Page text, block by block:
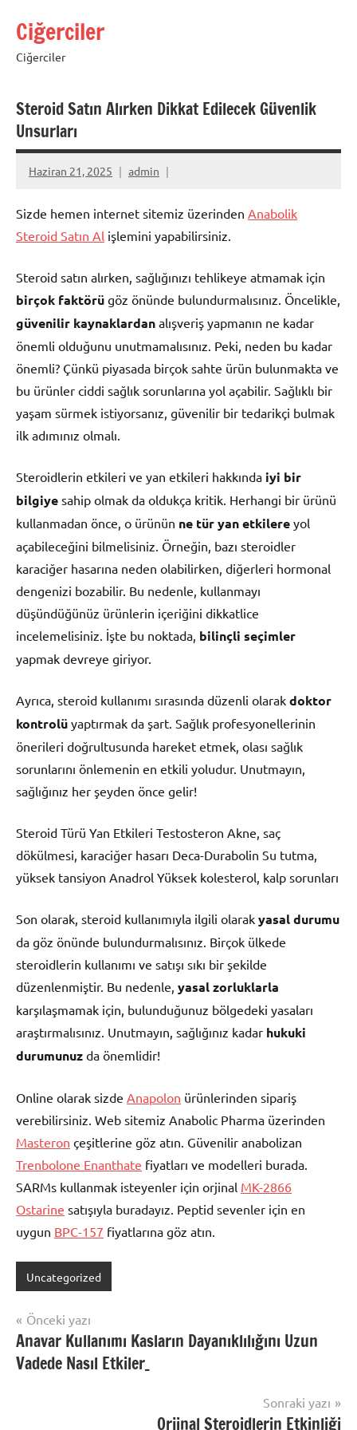
geçCiğerciler
Ciğerciler
Steroid Satın Alırken Dikkat Edilecek Güvenlik
Unsurları
Haziran 21, 2025 admin
Sizde hemen internet sitemiz üzerinden Anabolik
Steroid Satın Al işlemini yapabilirsiniz.
Steroid satın alırken, sağlığınızı tehlikeye atmamak için
birçok faktörü göz önünde bulundurmalısınız. Öncelikle,
güvenilir kaynaklardan alışveriş yapmanın ne kadar
önemli olduğunu unutmamalısınız. Peki, neden bu kadar
önemli? Çünkü piyasada birçok sahte ürün bulunmakta ve
bu ürünler ciddi sağlık sorunlarına yol açabilir. Sağlıklı bir
yaşam sürmek istiyorsanız, güvenilir bir tedarikçi bulmak
ilk adımınız olmalı.
Steroidlerin etkileri ve yan etkileri hakkında iyi bir
bilgiye sahip olmak da oldukça kritik. Herhangi bir ürünü
kullanmadan önce, o ürünün ne tür yan etkilere yol
açabileceğini bilmelisiniz. Örneğin, bazı steroidler
karaciğer hasarına neden olabilirken, diğerleri hormonal
dengenizi bozabilir. Bu nedenle, kullanmayı
düşündüğünüz ürünlerin içeriğini dikkatlice
incelemelisiniz. İşte bu noktada, bilinçli seçimler
yapmak devreye giriyor.
Ayrıca, steroid kullanımı sırasında düzenli olarak doktor
kontrolü yaptırmak da şart. Sağlık profesyonellerinin
önerileri doğrultusunda hareket etmek, olası sağlık
sorunlarını önlemenin en etkili yoludur. Unutmayın,
sağlığınız her şeyden önce gelir!
Steroid Türü Yan Etkileri Testosteron Akne, saç
dökülmesi, karaciğer hasarı Deca-Durabolin Su tutma,
yüksek tansiyon Anadrol Yüksek kolesterol, kalp sorunları
Son olarak, steroid kullanımıyla ilgili olarak yasal durumu
da göz önünde bulundurmalısınız. Birçok ülkede
steroidlerin kullanımı ve satışı sıkı bir şekilde
düzenlenmiştir. Bu nedenle, yasal zorluklarla
karşılaşmamak için, bulunduğunuz bölgedeki yasaları
araştırmalısınız. Unutmayın, sağlığınız kadar hukuki
durumunuz da önemlidir!
Online olarak sizde Anapolon ürünlerinden sipariş
verebilirsiniz. Web sitemiz Anabolic Pharma üzerinden
Masteron çeşitlerine göz atın. Güvenilir anabolizan
Trenbolone Enanthate fiyatları ve modelleri burada.
SARMs kullanmak isteyenler için orjinal MK-2866
Ostarine satışıyla buradayız. Peptid sevenler için en
uygun BPC-157 fiyatlarına göz atın.
Uncategorized
Yazı
gezinmesi
Önceki yazı
Anavar Kullanımı Kasların Dayanıklılığını Uzun
Vadede Nasıl Etkiler_
Sonraki yazı
Orjinal Steroidlerin Etkinliği